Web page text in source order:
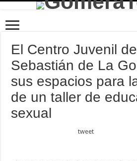
El Centro Juvenil
Sebastián de La
sus espacios para
de un taller de
sexual
tweet